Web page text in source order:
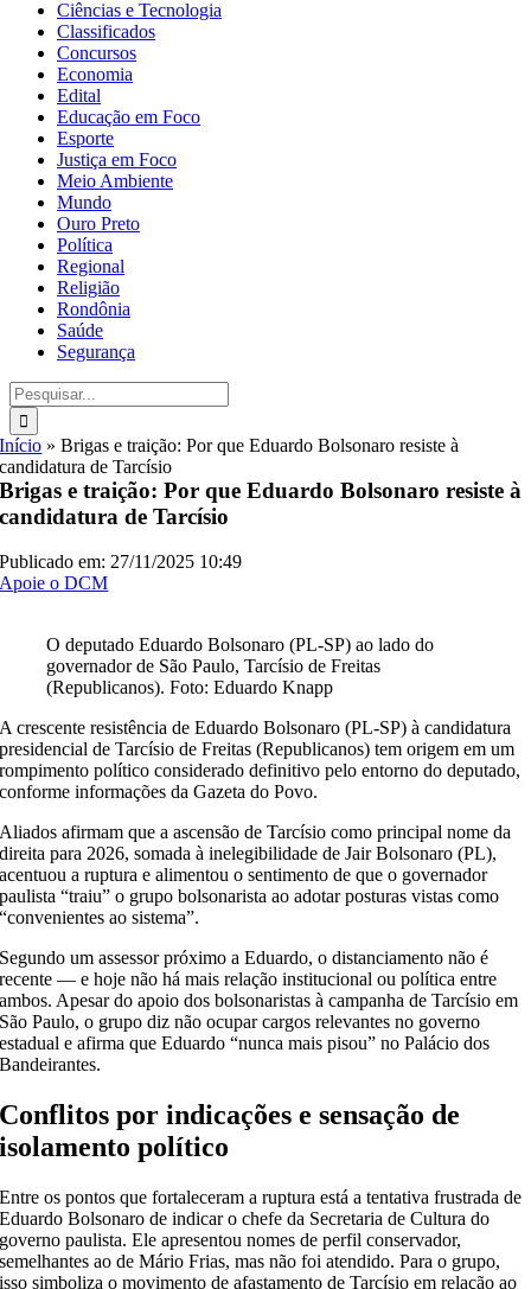
Ciências e Tecnologia
Classificados
Concursos
Economia
Edital
Educação em Foco
Esporte
Justiça em Foco
Meio Ambiente
Mundo
Ouro Preto
Política
Regional
Religião
Rondônia
Saúde
Segurança
Buscar
resultados
para:
Início »Brigas e traição: Por que Eduardo Bolsonaro resiste à
candidatura de Tarcísio
Brigas e traição: Por que Eduardo Bolsonaro resiste à
candidatura de Tarcísio
Publicado em: 27/11/2025 10:49
Apoie o DCM
O deputado Eduardo Bolsonaro (PL-SP) ao lado do
governador de São Paulo, Tarcísio de Freitas
(Republicanos). Foto: Eduardo Knapp
A crescente resistência de Eduardo Bolsonaro (PL-SP) à candidatura
presidencial de Tarcísio de Freitas (Republicanos) tem origem em um
rompimento político considerado definitivo pelo entorno do deputado,
conforme informações da Gazeta do Povo.
Aliados afirmam que a ascensão de Tarcísio como principal nome da
direita para 2026, somada à inelegibilidade de Jair Bolsonaro (PL),
acentuou a ruptura e alimentou o sentimento de que o governador
paulista “traiu” o grupo bolsonarista ao adotar posturas vistas como
“convenientes ao sistema”.
Segundo um assessor próximo a Eduardo, o distanciamento não é
recente — e hoje não há mais relação institucional ou política entre
ambos. Apesar do apoio dos bolsonaristas à campanha de Tarcísio em
São Paulo, o grupo diz não ocupar cargos relevantes no governo
estadual e afirma que Eduardo “nunca mais pisou” no Palácio dos
Bandeirantes.
Conflitos por indicações e sensação de
isolamento político
Entre os pontos que fortaleceram a ruptura está a tentativa frustrada de
Eduardo Bolsonaro de indicar o chefe da Secretaria de Cultura do
governo paulista. Ele apresentou nomes de perfil conservador,
semelhantes ao de Mário Frias, mas não foi atendido. Para o grupo,
isso simboliza o movimento de afastamento de Tarcísio em relação ao